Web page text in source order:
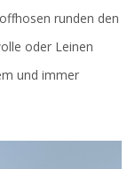
runden den
oder Leinen
und immer